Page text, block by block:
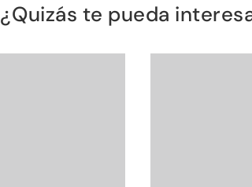
¿Quizás te pueda